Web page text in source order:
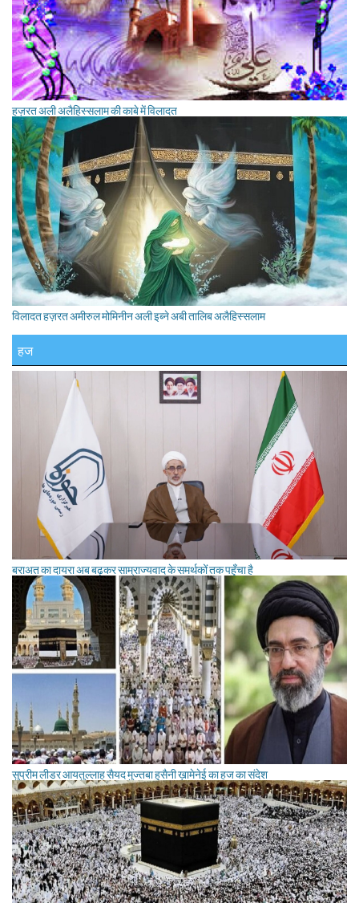
हज़रत अली अलैहिस्सलाम की काबे में विलादत
विलादत हज़रत अमीरुल मोमिनीन अली इब्ने अबी तालिब अलैहिस्सलाम
हज
बराअत का दायरा अब बढ़कर साम्राज्यवाद के समर्थकों तक पहुँचा है
सुप्रीम लीडर आयतुल्लाह सैयद मुज्तबा हुसैनी ख़ामेनेई का हज का संदेश